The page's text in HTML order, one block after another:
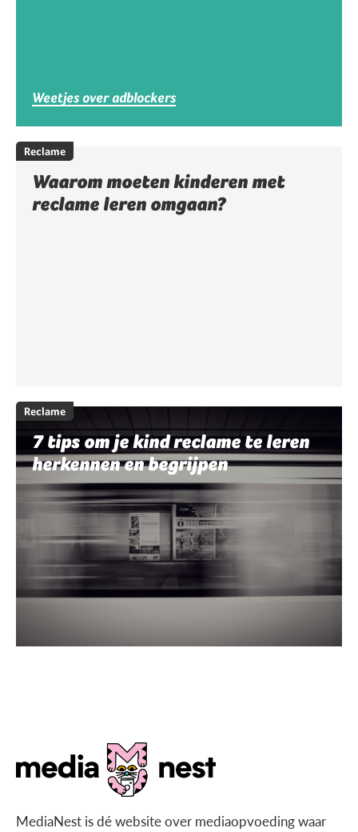
Weetjes over adblockers
Reclame
Waarom moeten kinderen met
reclame leren omgaan?
Reclame
7 tips om je kind reclame te leren
herkennen en begrijpen
MediaNest is dé website over mediaopvoeding waar